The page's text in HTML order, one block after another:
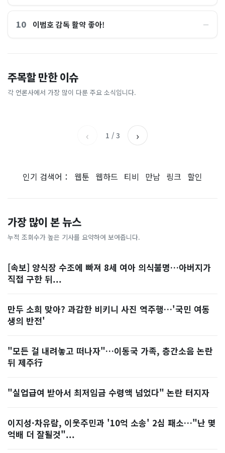
10 이범호 감독 활약 좋아! ―
주목할 만한 이슈
각 언론사에서 가장 많이 다룬 주요 소식입니다.
홈플러스, 2000억원으로 '시
간'을 샀다
비즈워치
왜?매일경제
[날씨] 오늘 밤 또 내린다...내
륙 중심 최대 150mm
졌다...국산 53개 중소기업이
‹ 1 / 3 ›
인기 검색어： 웹툰 웹하드 티비 만남 링크 할인
가장 많이 본 뉴스
누적 조회수가 높은 기사를 요약하여 보여줍니다.
[속보] 양식장 수조에 빠져 8세 여아 의식불명…아버지가
직접 구한 뒤...
만두 소희 맞아? 과감한 비키니 사진 역주행…'국민 여동
생의 반전'
"모든 걸 내려놓고 떠나자"…이동국 가족, 층간소음 논란
뒤 제주行
"실업급여 받아서 최저임금 수령액 넘었다" 논란 터지자
이지성·차유람, 이웃주민과 '10억 소송' 2심 패소…"난 몇
억배 더 잘될것"...